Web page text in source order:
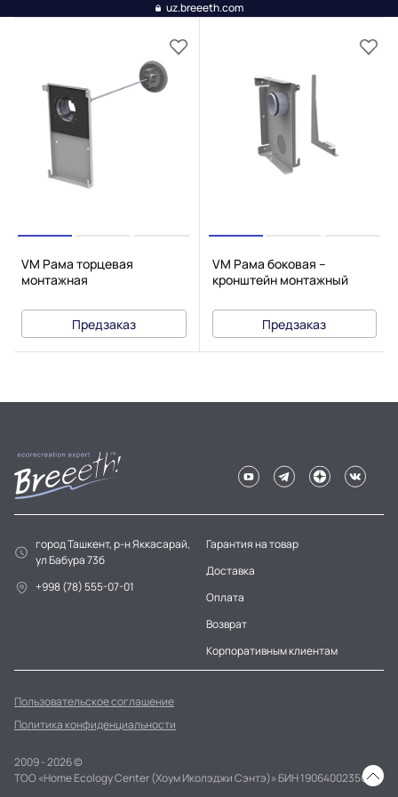
uz.breeeth.com
VM Рама торцевая
монтажная
Предзаказ
VM Рама боковая –
кронштейн монтажный
Предзаказ
город Ташкент, р-н Яккасарай,
ул Бабура 73б
+998 (78) 555-07-01
Гарантия на товар
Доставка
Оплата
Возврат
Корпоративным клиентам
Пользовательское соглашение
Политика конфиденциальности
2009 - 2026 ©
ТОО «Home Ecology Center (Хоум Иколэджи Сэнтэ)» БИН 190640023562